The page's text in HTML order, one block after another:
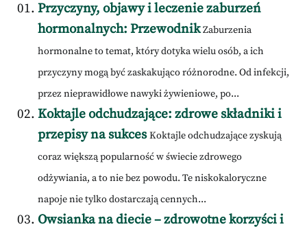
Przyczyny, objawy i leczenie zaburzeń
hormonalnych: Przewodnik Zaburzenia
hormonalne to temat, który dotyka wielu osób, a ich
przyczyny mogą być zaskakująco różnorodne. Od infekcji,
przez nieprawidłowe nawyki żywieniowe, po...
Koktajle odchudzające: zdrowe składniki i
przepisy na sukces Koktajle odchudzające zyskują
coraz większą popularność w świecie zdrowego
odżywiania, a to nie bez powodu. Te niskokaloryczne
napoje nie tylko dostarczają cennych...
Owsianka na diecie – zdrowotne korzyści i